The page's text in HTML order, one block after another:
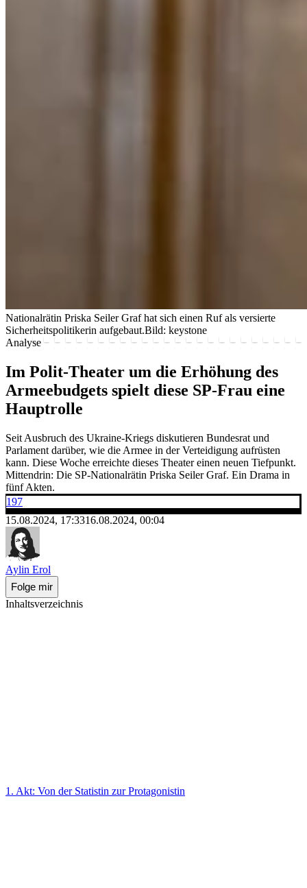
Nationalrätin Priska Seiler Graf hat sich einen Ruf als versierte
Sicherheitspolitikerin aufgebaut.Bild: keystone
Analyse
Im Polit-Theater um die Erhöhung des
Armeebudgets spielt diese SP-Frau eine
Hauptrolle
Seit Ausbruch des Ukraine-Kriegs diskutieren Bundesrat und
Parlament darüber, wie die Armee in der Verteidigung aufrüsten
kann. Diese Woche erreichte dieses Theater einen neuen Tiefpunkt.
Mittendrin: Die SP-Nationalrätin Priska Seiler Graf. Ein Drama in
fünf Akten.
197
15.08.2024, 17:3316.08.2024, 00:04
Aylin Erol
Folge mir
Inhaltsverzeichnis
1. Akt: Von der Statistin zur Protagonistin